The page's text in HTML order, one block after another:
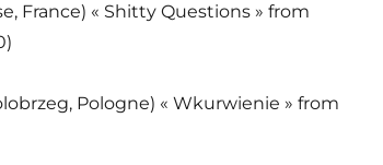
France) « Shitty Questions » from
Pologne) « Wkurwienie » from